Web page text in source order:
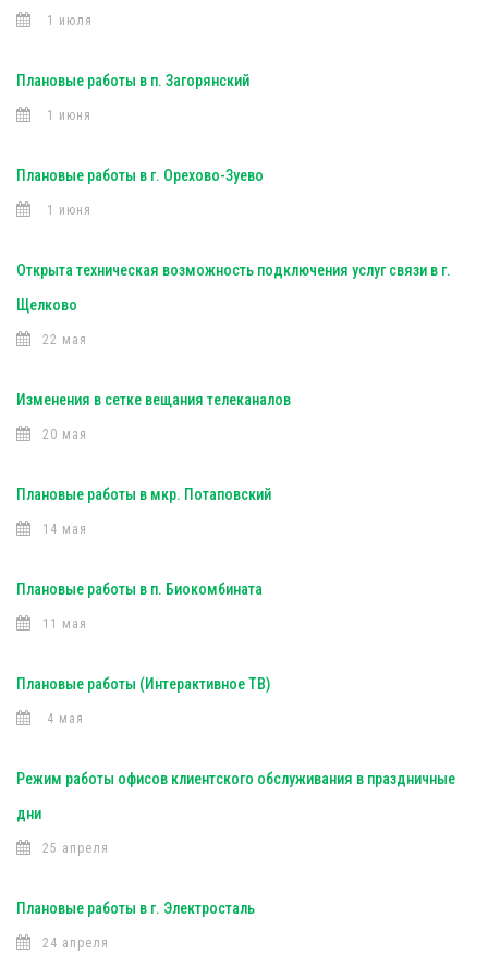
1 июля
Плановые работы в п. Загорянский
1 июня
Плановые работы в г. Орехово-Зуево
1 июня
Открыта техническая возможность подключения услуг связи в г.
Щелково
22 мая
Изменения в сетке вещания телеканалов
20 мая
Плановые работы в мкр. Потаповский
14 мая
Плановые работы в п. Биокомбината
11 мая
Плановые работы (Интерактивное ТВ)
4 мая
Режим работы офисов клиентского обслуживания в праздничные
дни
25 апреля
Плановые работы в г. Электросталь
24 апреля